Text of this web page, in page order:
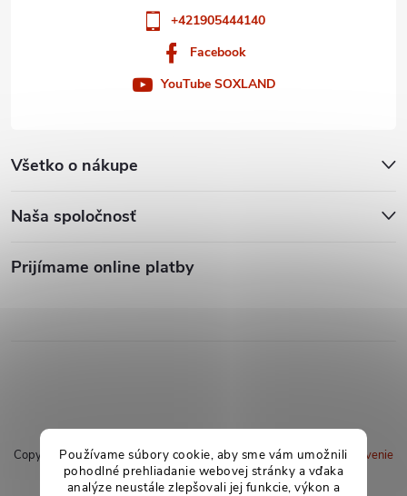
Používame súbory cookie, aby sme vám umožnili
pohodlné prehliadanie webovej stránky a vďaka
analýze neustále zlepšovali jej funkcie, výkon a
+421905444140
Facebook
YouTube SOXLAND
Všetko o nákupe
Naša spoločnosť
Prijímame online platby
Copyright 2026soxland.sk. Všetky práva vyhradené. Upraviť nastavenie
cookies